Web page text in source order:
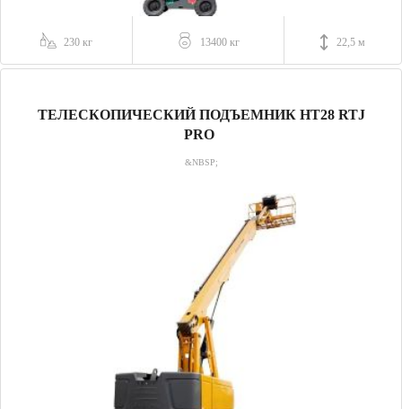
230 кг 13400 кг 22,5 м
ТЕЛЕСКОПИЧЕСКИЙ ПОДЪЕМНИК HT28 RTJ
PRO
&NBSP;